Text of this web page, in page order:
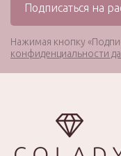
Нажимая кнопку
конфиденциальности